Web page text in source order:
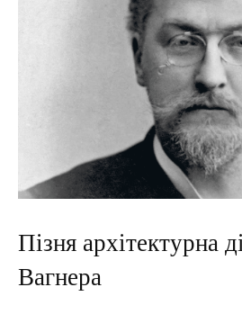
Пізня архітектурна
Вагнера